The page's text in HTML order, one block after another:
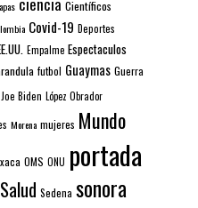
Científicos
Covid-19 Deportes
Empalme Espectaculos
futbol Guaymas Guerra
Joe Biden López Obrador
Morena mujeres Mundo
OMS ONU portada
Salud Sedena sonora